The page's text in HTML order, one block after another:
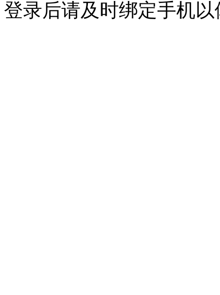
登录后请及时绑定手机